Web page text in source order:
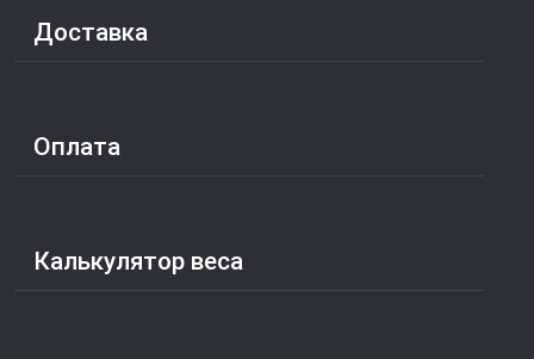
Доставка
Оплата
Калькулятор веса